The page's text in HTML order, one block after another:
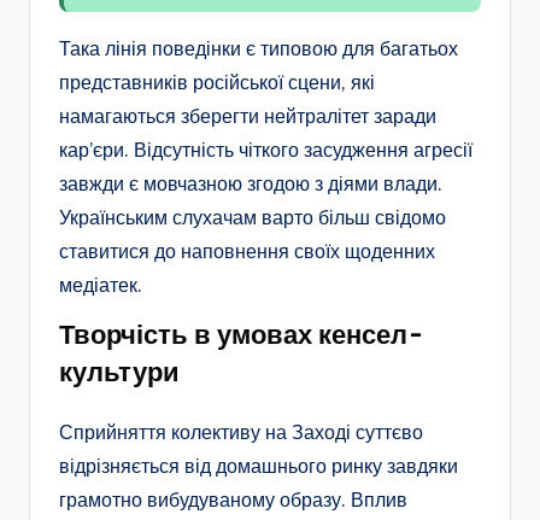
Така лінія поведінки є типовою для багатьох
представників російської сцени, які
намагаються зберегти нейтралітет заради
кар’єри. Відсутність чіткого засудження агресії
завжди є мовчазною згодою з діями влади.
Українським слухачам варто більш свідомо
ставитися до наповнення своїх щоденних
медіатек.
Творчість в умовах кенсел-
культури
Сприйняття колективу на Заході суттєво
відрізняється від домашнього ринку завдяки
грамотно вибудуваному образу. Вплив